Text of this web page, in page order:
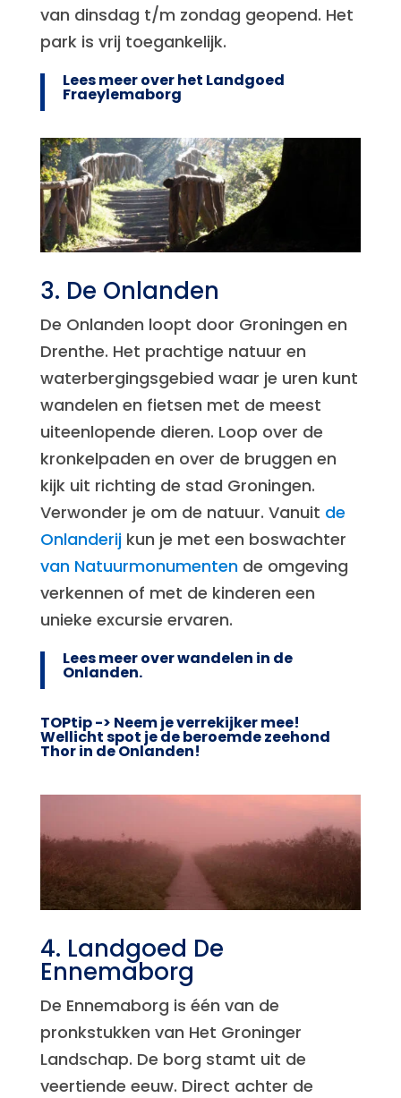
van dinsdag t/m zondag geopend. Het
park is vrij toegankelijk.
Lees meer over het Landgoed
Fraeylemaborg
3. De Onlanden
De Onlanden loopt door Groningen en
Drenthe. Het prachtige natuur en
waterbergingsgebied waar je uren kunt
wandelen en fietsen met de meest
uiteenlopende dieren. Loop over de
kronkelpaden en over de bruggen en
kijk uit richting de stad Groningen.
Verwonder je om de natuur. Vanuit de
Onlanderijkun je met een boswachter
van Natuurmonumentende omgeving
verkennen of met de kinderen een
unieke excursie ervaren.
Lees meer over wandelen in de
Onlanden.
TOPtip -> Neem je verrekijker mee!
Wellicht spot je de beroemde zeehond
Thor in de Onlanden!
4. Landgoed De
Ennemaborg
De Ennemaborg is één van de
pronkstukken van Het Groninger
Landschap. De borg stamt uit de
veertiende eeuw. Direct achter de